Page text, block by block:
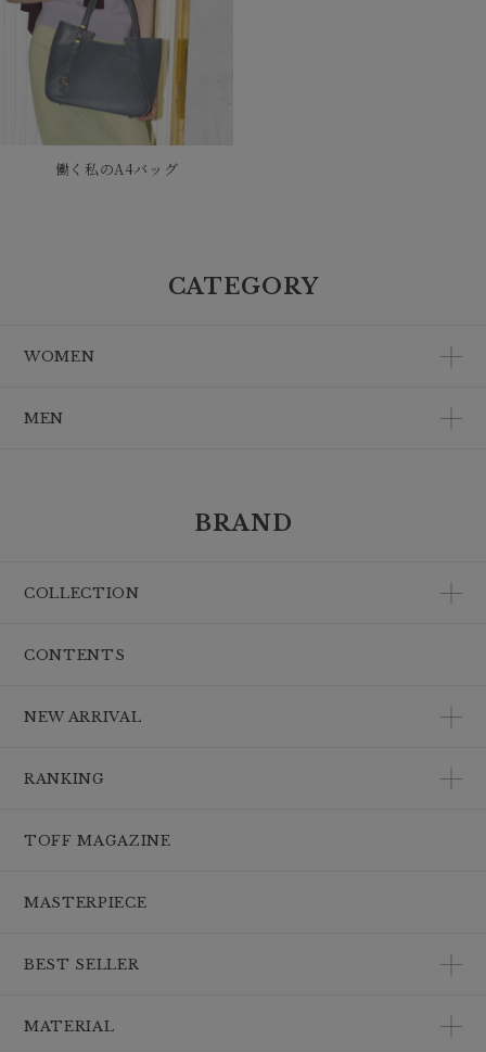
働く私のA4バッグ
CATEGORY
WOMEN
MEN
BRAND
COLLECTION
CONTENTS
NEW ARRIVAL
RANKING
TOFF MAGAZINE
MASTERPIECE
BEST SELLER
MATERIAL